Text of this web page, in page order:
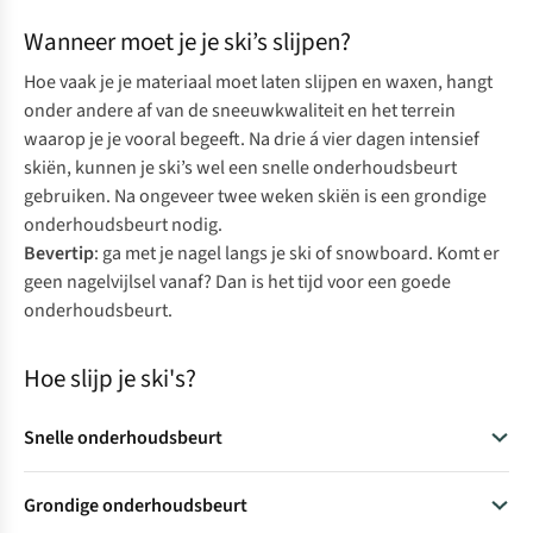
Wanneer moet je je ski’s slijpen?
Hoe vaak je je materiaal moet laten slijpen en waxen, hangt
onder andere af van de sneeuwkwaliteit en het terrein
waarop je je vooral begeeft. Na drie á vier dagen intensief
skiën, kunnen je ski’s wel een snelle onderhoudsbeurt
gebruiken. Na ongeveer twee weken skiën is een grondige
onderhoudsbeurt nodig.
Bevertip: ga met je nagel langs je ski of snowboard. Komt er
geen nagelvijlsel vanaf? Dan is het tijd voor een goede
onderhoudsbeurt.
Hoe slijp je ski's?
Snelle onderhoudsbeurt
ski’s of snowboard wil slijpen.
Grondige onderhoudsbeurt